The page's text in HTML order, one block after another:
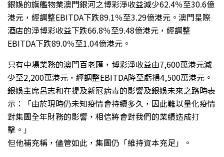
銀娛的旗艦物業澳門銀河之博彩淨收益減少62.4％至30.6億
港元，經調整EBITDA下跌89.1％至3.29億港元。澳門星際
酒店的淨博彩收益下跌66.8％至9.48億港元，經調整
EBITDA下跌89.0％至1.04億港元。
只有中場業務的澳門百老匯，博彩淨收益由7,600萬港元減
少至2,200萬港元，經調整EBITDA降至虧損4,500萬港元。
銀娛主席呂志和在提及新冠病毒的影響及銀娛未來之路時表
示：「由於現時仍未知疫情會持續多久，因此難以量化疫情
對集團全年財務的影響，相信將會對我們的業績造成打
擊。」
但他補充稱，儘管如此，集團仍「維持資本充足」。